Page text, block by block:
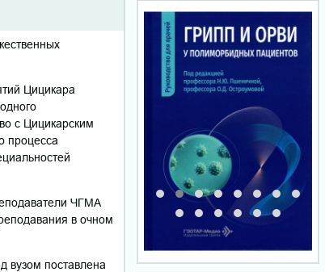
Цицикара
с Цицикарским
процесса
ЧГМА
в очном
вузом поставлена